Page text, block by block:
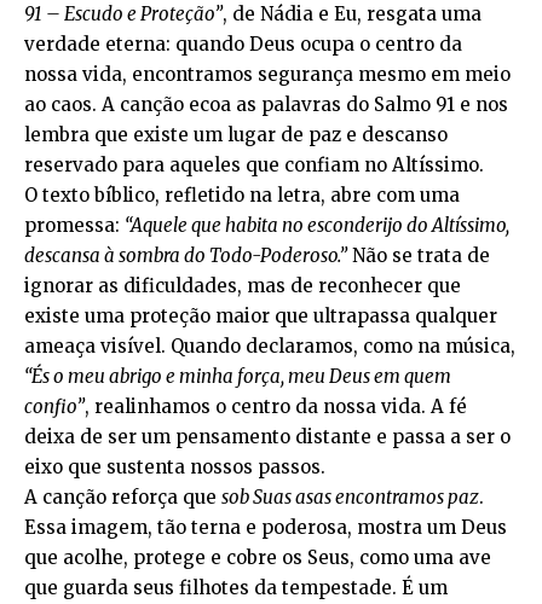
91 – Escudo e Proteção”, de Nádia e Eu, resgata uma
verdade eterna: quando Deus ocupa o centro da
nossa vida, encontramos segurança mesmo em meio
ao caos. A canção ecoa as palavras do Salmo 91 e nos
lembra que existe um lugar de paz e descanso
reservado para aqueles que confiam no Altíssimo.
O texto bíblico, refletido na letra, abre com uma
promessa: “Aquele que habita no esconderijo do Altíssimo,
descansa à sombra do Todo-Poderoso.”Não se trata de
ignorar as dificuldades, mas de reconhecer que
existe uma proteção maior que ultrapassa qualquer
ameaça visível. Quando declaramos, como na música,
“És o meu abrigo e minha força, meu Deus em quem
confio”, realinhamos o centro da nossa vida. A fé
deixa de ser um pensamento distante e passa a ser o
eixo que sustenta nossos passos.
A canção reforça que sob Suas asas encontramos paz.
Essa imagem, tão terna e poderosa, mostra um Deus
que acolhe, protege e cobre os Seus, como uma ave
que guarda seus filhotes da tempestade. É um